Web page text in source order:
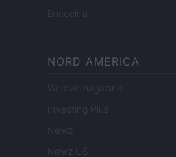
Encocina
NORD AMERICA
Womanmagazine
Investing Plus
Newz
Newz US